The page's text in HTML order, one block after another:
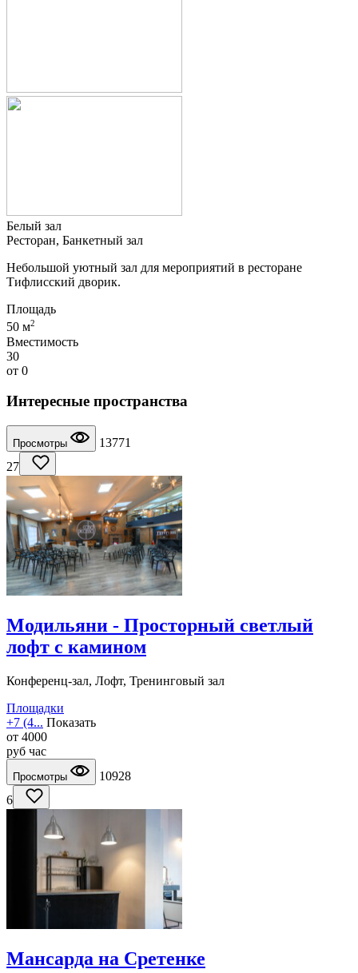
Белый зал
Ресторан, Банкетный зал
Небольшой уютный зал для мероприятий в ресторане
Тифлисский дворик.
Площадь
50 м2
Вместимость
30
от 0
Интересные пространства
Просмотры
13771
27
Модильяни - Просторный светлый
лофт с камином
Конференц-зал, Лофт, Тренинговый зал
Площадки
+7 (4... Показать
от 4000
руб час
Просмотры
10928
6
Мансарда на Сретенке